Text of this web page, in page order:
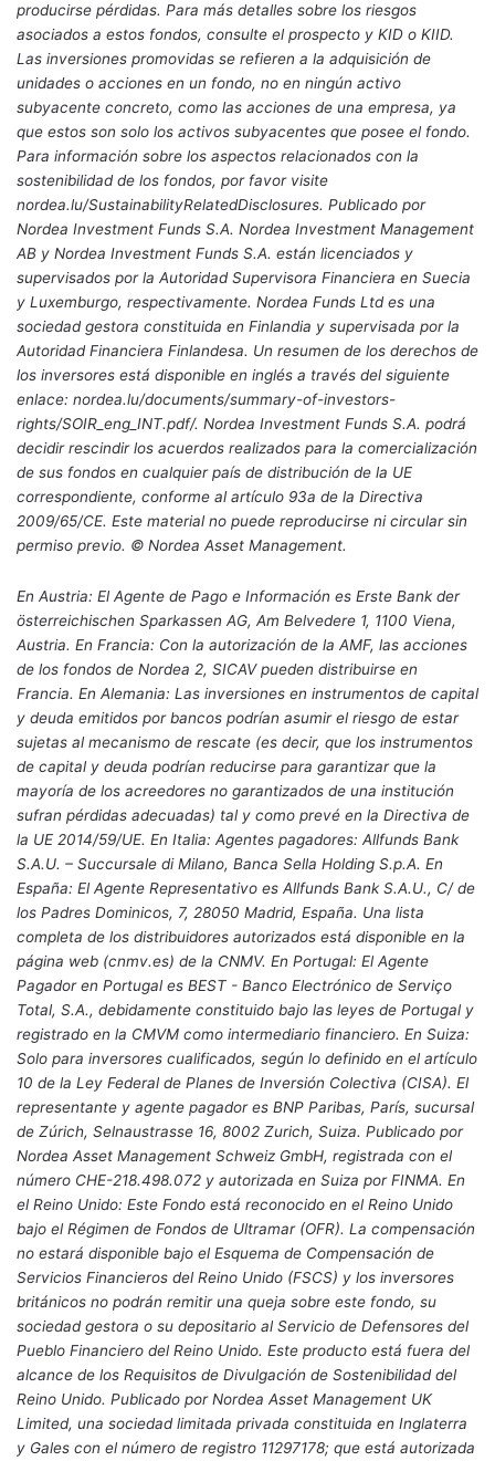
producirse pérdidas. Para más detalles sobre los riesgos
asociados a estos fondos, consulte el prospecto y KID o KIID.
Las inversiones promovidas se refieren a la adquisición de
unidades o acciones en un fondo, no en ningún activo
subyacente concreto, como las acciones de una empresa, ya
que estos son solo los activos subyacentes que posee el fondo.
Para información sobre los aspectos relacionados con la
sostenibilidad de los fondos, por favor visite
nordea.lu/SustainabilityRelatedDisclosures. Publicado por
Nordea Investment Funds S.A. Nordea Investment Management
AB y Nordea Investment Funds S.A. están licenciados y
supervisados por la Autoridad Supervisora Financiera en Suecia
y Luxemburgo, respectivamente. Nordea Funds Ltd es una
sociedad gestora constituida en Finlandia y supervisada por la
Autoridad Financiera Finlandesa. Un resumen de los derechos de
los inversores está disponible en inglés a través del siguiente
enlace: nordea.lu/documents/summary-of-investors-
rights/SOIR_eng_INT.pdf/. Nordea Investment Funds S.A. podrá
decidir rescindir los acuerdos realizados para la comercialización
de sus fondos en cualquier país de distribución de la UE
correspondiente, conforme al artículo 93a de la Directiva
2009/65/CE. Este material no puede reproducirse ni circular sin
permiso previo. © Nordea Asset Management.
En Austria: El Agente de Pago e Información es Erste Bank der
österreichischen Sparkassen AG, Am Belvedere 1, 1100 Viena,
Austria. En Francia: Con la autorización de la AMF, las acciones
de los fondos de Nordea 2, SICAV pueden distribuirse en
Francia. En Alemania: Las inversiones en instrumentos de capital
y deuda emitidos por bancos podrían asumir el riesgo de estar
sujetas al mecanismo de rescate (es decir, que los instrumentos
de capital y deuda podrían reducirse para garantizar que la
mayoría de los acreedores no garantizados de una institución
sufran pérdidas adecuadas) tal y como prevé en la Directiva de
la UE 2014/59/UE. En Italia: Agentes pagadores: Allfunds Bank
S.A.U. – Succursale di Milano, Banca Sella Holding S.p.A. En
España: El Agente Representativo es Allfunds Bank S.A.U., C/ de
los Padres Dominicos, 7, 28050 Madrid, España. Una lista
completa de los distribuidores autorizados está disponible en la
página web (cnmv.es) de la CNMV. En Portugal: El Agente
Pagador en Portugal es BEST - Banco Electrónico de Serviço
Total, S.A., debidamente constituido bajo las leyes de Portugal y
registrado en la CMVM como intermediario financiero. En Suiza:
Solo para inversores cualificados, según lo definido en el artículo
10 de la Ley Federal de Planes de Inversión Colectiva (CISA). El
representante y agente pagador es BNP Paribas, París, sucursal
de Zúrich, Selnaustrasse 16, 8002 Zurich, Suiza. Publicado por
Nordea Asset Management Schweiz GmbH, registrada con el
número CHE-218.498.072 y autorizada en Suiza por FINMA. En
el Reino Unido: Este Fondo está reconocido en el Reino Unido
bajo el Régimen de Fondos de Ultramar (OFR). La compensación
no estará disponible bajo el Esquema de Compensación de
Servicios Financieros del Reino Unido (FSCS) y los inversores
británicos no podrán remitir una queja sobre este fondo, su
sociedad gestora o su depositario al Servicio de Defensores del
Pueblo Financiero del Reino Unido. Este producto está fuera del
alcance de los Requisitos de Divulgación de Sostenibilidad del
Reino Unido. Publicado por Nordea Asset Management UK
Limited, una sociedad limitada privada constituida en Inglaterra
y Gales con el número de registro 11297178; que está autorizada